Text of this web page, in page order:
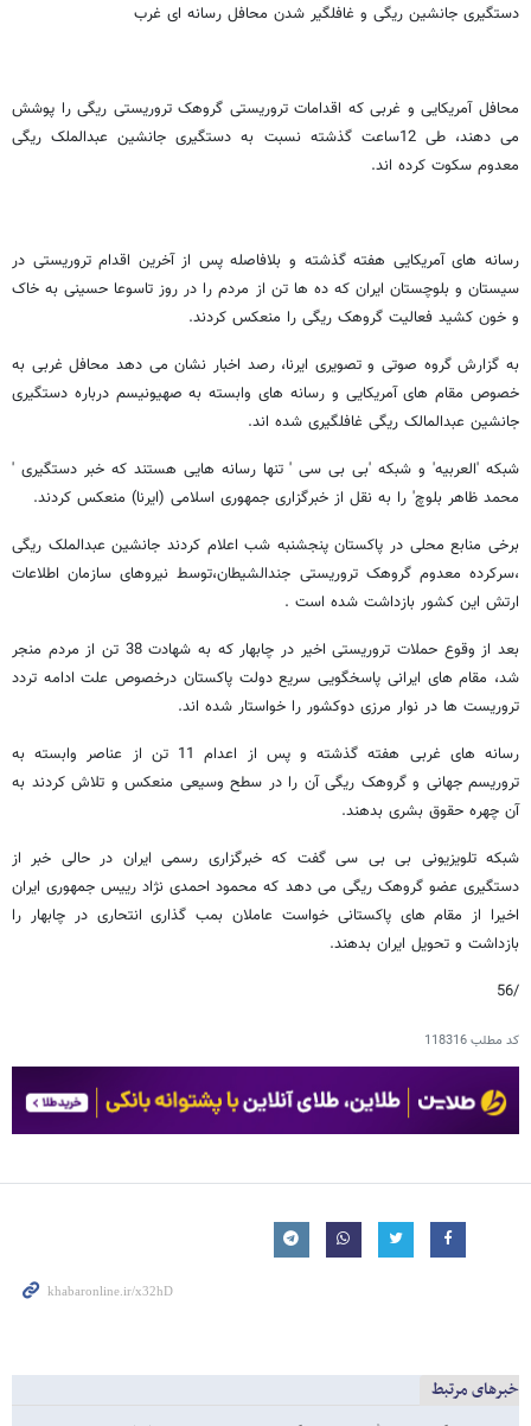
دستگیری جانشین ریگی و غافلگیر شدن محافل رسانه ای غرب
محافل آمریکایی و غربی که اقدامات تروریستی گروهک تروریستی ریگی را پوشش
می دهند، طی 12ساعت گذشته نسبت به دستگیری جانشین عبدالملک ریگی
معدوم سکوت کرده اند.
رسانه های آمریکایی هفته گذشته و بلافاصله پس از آخرین اقدام تروریستی در
سیستان و بلوچستان ایران که ده ها تن از مردم را در روز تاسوعا حسینی به خاک
و خون کشید فعالیت گروهک ریگی را منعکس کردند.
به گزارش گروه صوتی و تصویری ایرنا، رصد اخبار نشان می دهد محافل غربی به
خصوص مقام های آمریکایی و رسانه های وابسته به صهیونیسم درباره دستگیری
جانشین عبدالمالک ریگی غافلگیری شده اند.
شبکه 'العربیه' و شبکه 'بی بی سی ' تنها رسانه هایی هستند که خبر دستگیری '
محمد ظاهر بلوچ' را به نقل از خبرگزاری جمهوری اسلامی (ایرنا) منعکس کردند.
برخی منابع محلی در پاکستان پنجشنبه شب اعلام کردند جانشین عبدالملک ریگی
،سرکرده معدوم گروهک تروریستی جندالشیطان،توسط نیروهای سازمان اطلاعات
ارتش این کشور بازداشت شده است .
بعد از وقوع حملات تروریستی اخیر در چابهار که به شهادت 38 تن از مردم منجر
شد، مقام های ایرانی پاسخگویی سریع دولت پاکستان درخصوص علت ادامه تردد
تروریست ها در نوار مرزی دوکشور را خواستار شده اند.
رسانه های غربی هفته گذشته و پس از اعدام 11 تن از عناصر وابسته به
تروریسم جهانی و گروهک ریگی آن را در سطح وسیعی منعکس و تلاش کردند به
آن چهره حقوق بشری بدهند.
شبکه تلویزیونی بی بی سی گفت که خبرگزاری رسمی ایران در حالی خبر از
دستگیری عضو گروهک ریگی می دهد که محمود احمدی نژاد رییس جمهوری ایران
اخیرا از مقام های پاکستانی خواست عاملان بمب گذاری انتحاری در چابهار را
بازداشت و تحویل ایران بدهند.
/56
کد مطلب118316
خبرهای مرتبط